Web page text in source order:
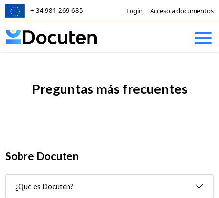
+ 34 981 269 685 Login Acceso a documentos
Skip to content
Preguntas más frecuentes
Sobre Docuten
¿Qué es Docuten?